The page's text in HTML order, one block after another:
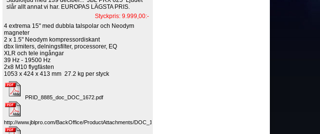
slår allt annat vi har. EUROPAS LÄGSTA PRIS.
Styckpris: 9.999,00:-
4 extrema 15" med dubbla talspolar och Neodym
magneter
2 x 1.5" Neodym kompressordiskant
dbx limiters, delningsfilter, processorer, EQ
XLR och tele ingångar
39 Hz - 19500 Hz
2x8 M10 flygfästen
1053 x 424 x 413 mm 27.2 kg per styck
PRID_8885_doc_DOC_1672.pdf
http://www.jblpro.com/BackOffice/ProductAttachments/DOC_1672.pdf